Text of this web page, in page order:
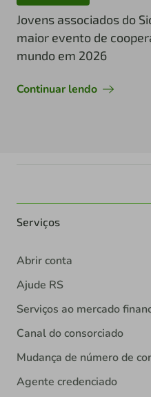
Jovens associados do
maior evento de
mundo em 2026
Continuar lendo
Serviços
Abrir conta
Ajude RS
Serviços ao mercado
Canal do consorciado
Mudança de número de
Agente credenciado